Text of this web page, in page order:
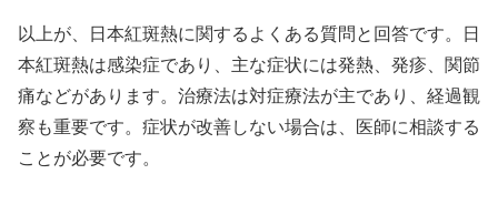
以上が、日本紅斑熱に関するよくある質問と回答です。日
本紅斑熱は感染症であり、主な症状には発熱、発疹、関節
痛などがあります。治療法は対症療法が主であり、経過観
察も重要です。症状が改善しない場合は、医師に相談する
ことが必要です。